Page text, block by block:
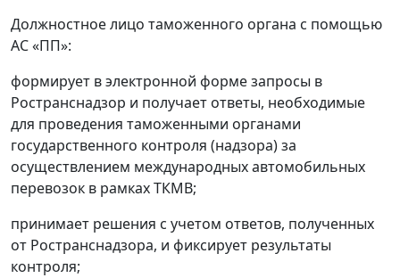
Должностное лицо таможенного органа с помощью
АС «ПП»:
формирует в электронной форме запросы в
Ространснадзор и получает ответы, необходимые
для проведения таможенными органами
государственного контроля (надзора) за
осуществлением международных автомобильных
перевозок в рамках ТКМВ;
принимает решения с учетом ответов, полученных
от Ространснадзора, и фиксирует результаты
контроля;